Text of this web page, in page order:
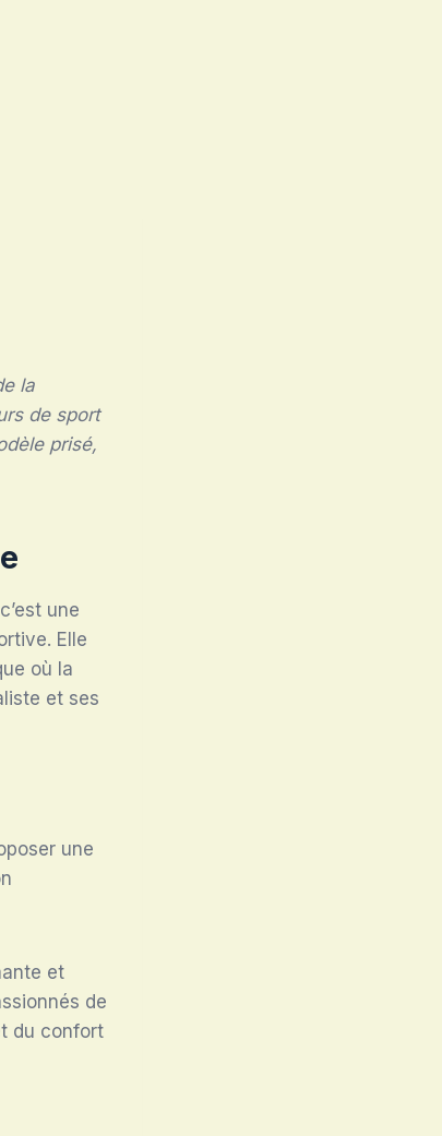
la
de sport
prisé,
une
Elle
où la
et ses
une
et
de
du confort